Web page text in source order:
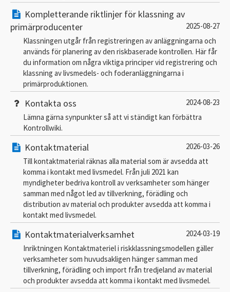
Kompletterande riktlinjer för klassning av
primärproducenter
2025-08-27
Klassningen utgår från registreringen av anläggningarna och
används för planering av den riskbaserade kontrollen. Här får
du information om några viktiga principer vid registrering och
klassning av livsmedels- och foderanläggningarna i
primärproduktionen.
Kontakta oss
2024-08-23
Lämna gärna synpunkter så att vi ständigt kan förbättra
Kontrollwiki.
Kontaktmaterial
2026-03-26
Till kontaktmaterial räknas alla material som är avsedda att
komma i kontakt med livsmedel. Från juli 2021 kan
myndigheter bedriva kontroll av verksamheter som hänger
samman med något led av tillverkning, förädling och
distribution av material och produkter avsedda att komma i
kontakt med livsmedel.
Kontaktmaterialverksamhet
2024-03-19
Inriktningen Kontaktmateriel i riskklassningsmodellen gäller
verksamheter som huvudsakligen hänger samman med
tillverkning, förädling och import från tredjeland av material
och produkter avsedda att komma i kontakt med livsmedel.